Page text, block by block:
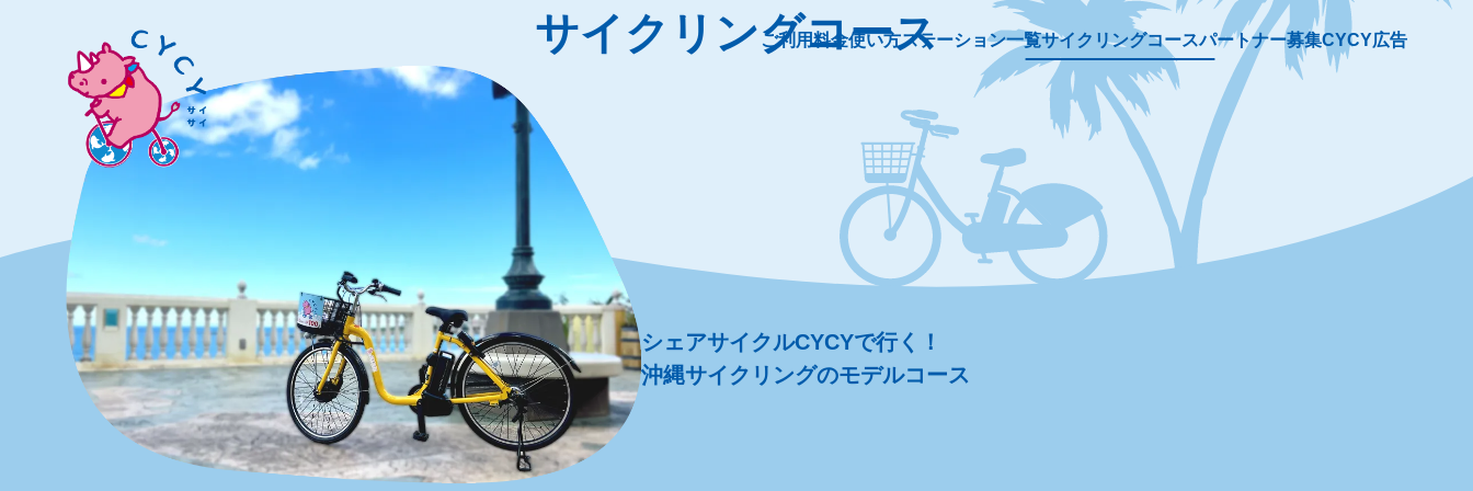
ご利用料金使い方ステーション一覧サイクリングコースパートナー募集CYCY広告
サイクリングコース
シェアサイクルCYCYで行く！
沖縄サイクリングのモデルコース